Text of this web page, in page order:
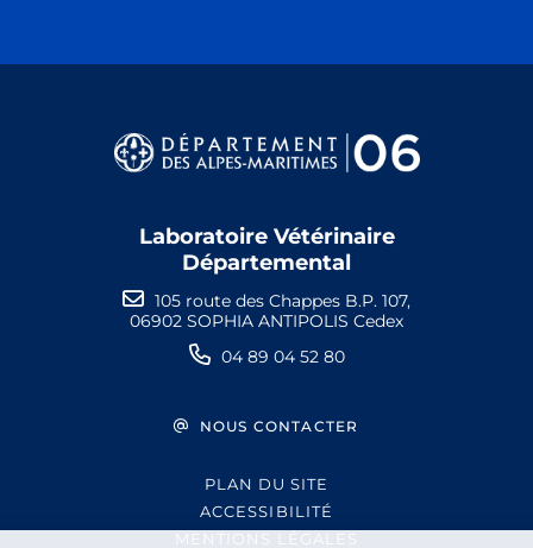
Laboratoire Vétérinaire
Départemental
105 route des Chappes B.P. 107,
06902 SOPHIA ANTIPOLIS Cedex
04 89 04 52 80
NOUS CONTACTER
PLAN DU SITE
ACCESSIBILITÉ
MENTIONS LÉGALES